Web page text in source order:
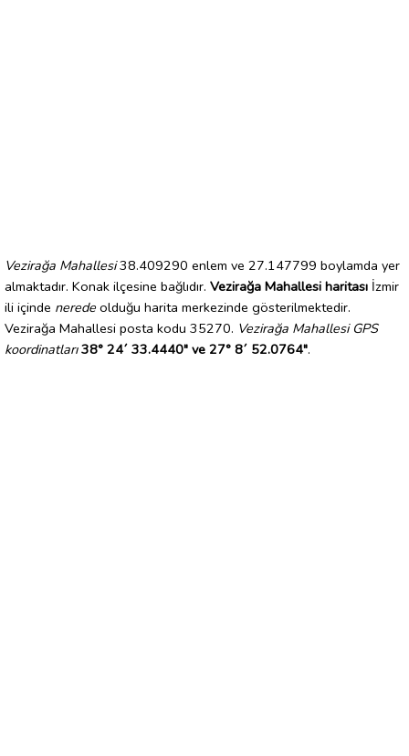
Vezirağa Mahallesi38.409290 enlem ve 27.147799 boylamda yer
almaktadır. Konak ilçesine bağlıdır. Vezirağa Mahallesi haritası İzmir
ili içinde nerede olduğu harita merkezinde gösterilmektedir.
Vezirağa Mahallesi posta kodu 35270. Vezirağa Mahallesi GPS
koordinatları 38° 24´ 33.4440" ve 27° 8´ 52.0764".